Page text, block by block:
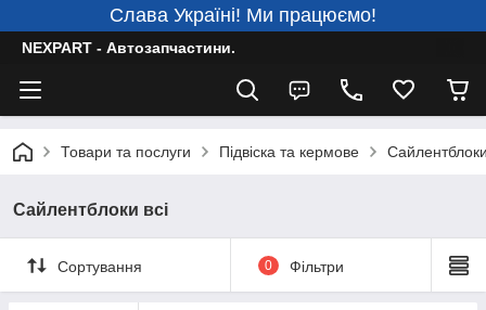
Слава Україні! Ми працюємо!
NEXPART - Автозапчастини.
Товари та послуги Підвіска та кермове
Сайлентблоки всі
Сортування 0 Фільтри